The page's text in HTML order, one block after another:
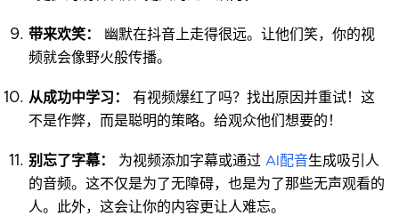
带来欢笑：
幽默在抖音上走得很远。让他们笑，你的视
频就会像野火般传播。
从成功中学习：
有视频爆红了吗？找出原因并重试！这
不是作弊，而是聪明的策略。给观众他们想要的！
别忘了字幕： 为视频添加字幕或通过 AI配音生成吸引人
的音频。这不仅是为了无障碍，也是为了那些无声观看的
人。此外，这会让你的内容更让人难忘。